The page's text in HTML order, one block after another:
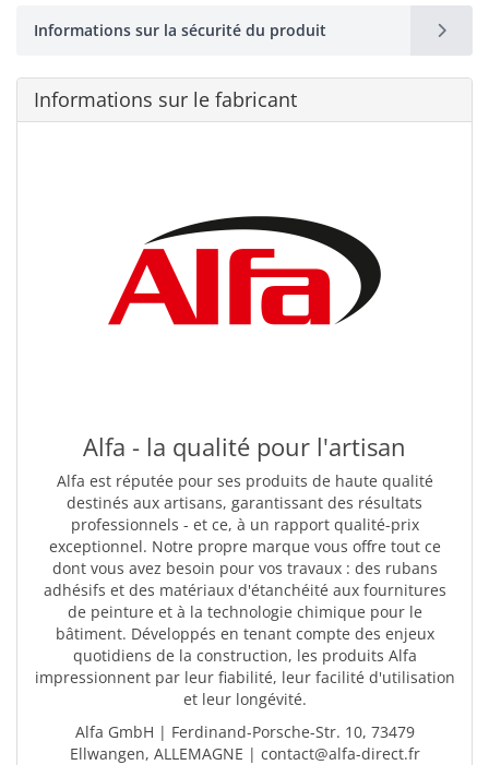
Informations sur la sécurité du produit
Informations sur le fabricant
Alfa - la qualité pour l'artisan
Alfa est réputée pour ses produits de haute qualité
destinés aux artisans, garantissant des résultats
professionnels - et ce, à un rapport qualité-prix
exceptionnel. Notre propre marque vous offre tout ce
dont vous avez besoin pour vos travaux : des rubans
adhésifs et des matériaux d'étanchéité aux fournitures
de peinture et à la technologie chimique pour le
bâtiment. Développés en tenant compte des enjeux
quotidiens de la construction, les produits Alfa
impressionnent par leur fiabilité, leur facilité d'utilisation
et leur longévité.
Alfa GmbH | Ferdinand-Porsche-Str. 10, 73479
Ellwangen, ALLEMAGNE | contact@alfa-direct.fr